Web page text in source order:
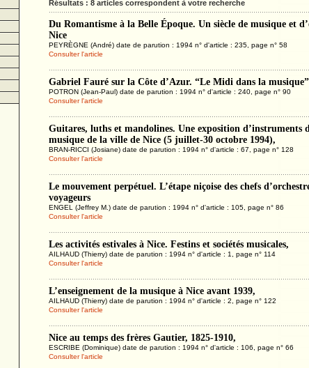
Résultats : 8 articles correspondent à votre recherche
Du Romantisme à la Belle Époque. Un siècle de musique et
Nice
PEYRÈGNE (André) date de parution : 1994 n° d'article : 235, page n° 58
Consulter l'article
Gabriel Fauré sur la Côte d’Azur. “Le Midi dans la musique”
POTRON (Jean-Paul) date de parution : 1994 n° d'article : 240, page n° 90
Consulter l'article
Guitares, luths et mandolines. Une exposition d’instruments
musique de la ville de Nice (5 juillet-30 octobre 1994),
BRAN-RICCI (Josiane) date de parution : 1994 n° d'article : 67, page n° 128
Consulter l'article
Le mouvement perpétuel. L’étape niçoise des chefs
voyageurs
ENGEL (Jeffrey M.) date de parution : 1994 n° d'article : 105, page n° 86
Consulter l'article
Les activités estivales à Nice. Festins et sociétés musicales,
AILHAUD (Thierry) date de parution : 1994 n° d'article : 1, page n° 114
Consulter l'article
L’enseignement de la musique à Nice avant 1939,
AILHAUD (Thierry) date de parution : 1994 n° d'article : 2, page n° 122
Consulter l'article
Nice au temps des frères Gautier, 1825-1910,
ESCRIBE (Dominique) date de parution : 1994 n° d'article : 106, page n° 66
Consulter l'article